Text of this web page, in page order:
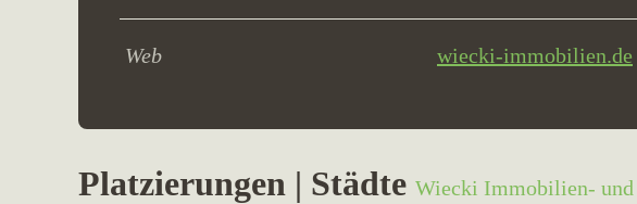
Web wiecki-immobilien.de
Platzierungen | Städte Wiecki Immobilien- und